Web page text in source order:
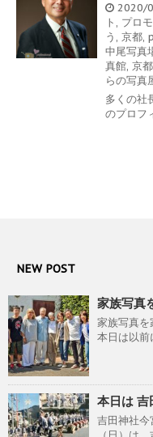
2020/
ト , プロ
う , 京都,
中尾写真
真館, 京
らの写真
多くの社
のプロフ
NEW POST
家族写真
家族写真を
本日は以前
本日は 吉
吉田神社